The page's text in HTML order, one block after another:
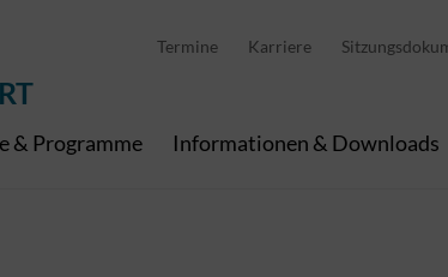
Termine Karriere
& Programme Informationen & Downloads